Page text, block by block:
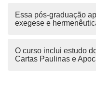
Essa pós-graduação
exegese e
O curso inclui estudo
Cartas Paulinas e